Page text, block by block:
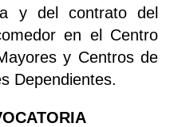
y del contrato del
en el Centro
y Centros de
Dependientes.